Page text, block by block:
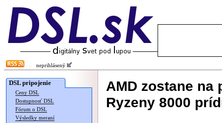
neprihlásený
DSL pripojenie
Ceny DSL
Dostupnosť DSL
Fórum o DSL
Výsledky meraní
AMD zostane na
Ryzeny 8000